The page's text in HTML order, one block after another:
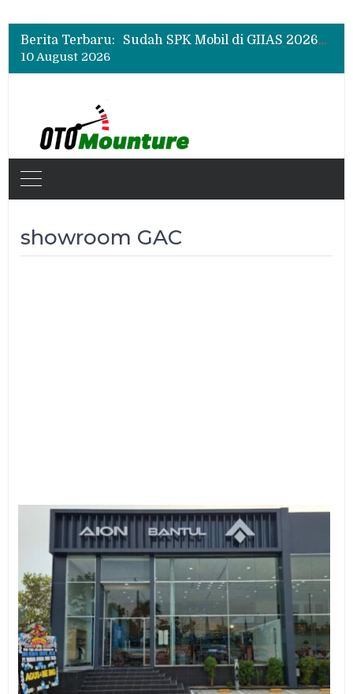
Berita Terbaru:
Rangkul Komunitas Mobil, Motul Indonesia Gelar Car MeetUp Perdana di Tangerang
Rangkul Komunitas Mobil, Motul Indonesia Gelar Car MeetUp Perdana di Tangerang
10 August 2026
showroom GAC